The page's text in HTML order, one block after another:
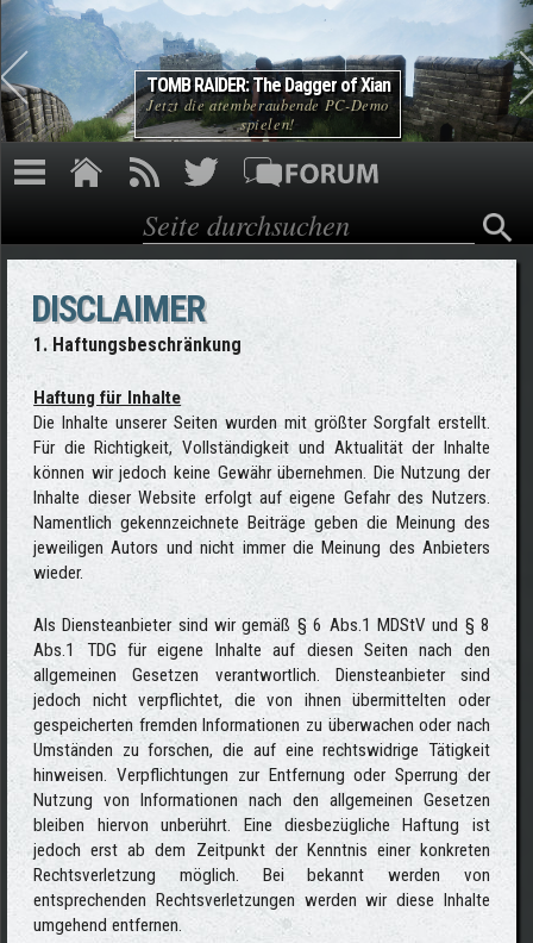
Direkt zum Inhalt
TOMB RAIDER: The Dagger of Xian
Jetzt die atemberaubende PC-Demo
spielen!
Suchformular
Suche
DISCLAIMER
1. Haftungsbeschränkung
Haftung für Inhalte
Die Inhalte unserer Seiten wurden mit größter Sorgfalt erstellt.
Für die Richtigkeit, Vollständigkeit und Aktualität der Inhalte
können wir jedoch keine Gewähr übernehmen. Die Nutzung der
Inhalte dieser Website erfolgt auf eigene Gefahr des Nutzers.
Namentlich gekennzeichnete Beiträge geben die Meinung des
jeweiligen Autors und nicht immer die Meinung des Anbieters
wieder.
Als Diensteanbieter sind wir gemäß § 6 Abs.1 MDStV und § 8
Abs.1 TDG für eigene Inhalte auf diesen Seiten nach den
allgemeinen Gesetzen verantwortlich. Diensteanbieter sind
jedoch nicht verpflichtet, die von ihnen übermittelten oder
gespeicherten fremden Informationen zu überwachen oder nach
Umständen zu forschen, die auf eine rechtswidrige Tätigkeit
hinweisen. Verpflichtungen zur Entfernung oder Sperrung der
Nutzung von Informationen nach den allgemeinen Gesetzen
bleiben hiervon unberührt. Eine diesbezügliche Haftung ist
jedoch erst ab dem Zeitpunkt der Kenntnis einer konkreten
Rechtsverletzung möglich. Bei bekannt werden von
entsprechenden Rechtsverletzungen werden wir diese Inhalte
umgehend entfernen.